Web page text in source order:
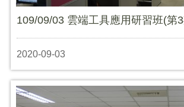
109/09/03 雲端工具應用研習班(第
2020-09-03